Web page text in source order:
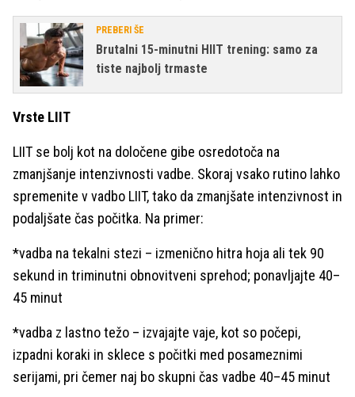
PREBERI ŠE
Brutalni 15-minutni HIIT trening: samo za
tiste najbolj trmaste
Vrste LIIT
LIIT se bolj kot na določene gibe osredotoča na
zmanjšanje intenzivnosti vadbe. Skoraj vsako rutino lahko
spremenite v vadbo LIIT, tako da zmanjšate intenzivnost in
podaljšate čas počitka. Na primer:
*vadba na tekalni stezi – izmenično hitra hoja ali tek 90
sekund in triminutni obnovitveni sprehod; ponavljajte 40–
45 minut
*vadba z lastno težo – izvajajte vaje, kot so počepi,
izpadni koraki in sklece s počitki med posameznimi
serijami, pri čemer naj bo skupni čas vadbe 40–45 minut